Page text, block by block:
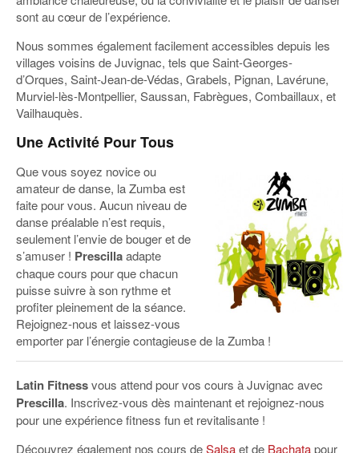
sont au cœur de l’expérience.
Nous sommes également facilement accessibles depuis les
villages voisins de Juvignac, tels que Saint-Georges-
d’Orques, Saint-Jean-de-Védas, Grabels, Pignan, Lavérune,
Murviel-lès-Montpellier, Saussan, Fabrègues, Combaillaux, et
Vailhauquès.
Une Activité Pour Tous
Que vous soyez novice ou
amateur de danse, la Zumba est
faite pour vous. Aucun niveau de
danse préalable n’est requis,
seulement l’envie de bouger et de
s’amuser ! Prescillaadapte
chaque cours pour que chacun
puisse suivre à son rythme et
profiter pleinement de la séance.
Rejoignez-nous et laissez-vous
emporter par l’énergie contagieuse de la Zumba !
Latin Fitnessvous attend pour vos cours à Juvignac avec
Prescilla. Inscrivez-vous dès maintenant et rejoignez-nous
pour une expérience fitness fun et revitalisante !
Découvrez également nos cours deSalsaet de Bachatapour